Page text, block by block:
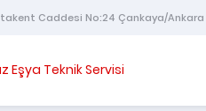
Caddesi No:24 Çankaya/Ankara